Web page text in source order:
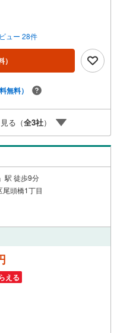
舗には、キッズスペースや
おり、お子様連れのお客様
。●平日のお住まい探しの方
を希望されるお客様のため
引プランをご用意していま
10時から午後7時まで、毎
ます。また、オンライン内
外にもご紹介可能ですの
の他の相談もプロが対応●物
宅ローンなどの資金面やリ
住まいに関するどんなこと
ュー 28件
）
無料）
る（全3社）
駅 徒歩9分
頭橋1丁目
える